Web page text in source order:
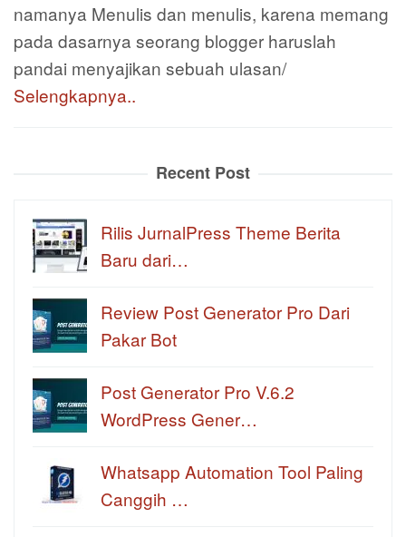
namanya Menulis dan menulis, karena memang
pada dasarnya seorang blogger haruslah
pandai menyajikan sebuah ulasan/
Selengkapnya..
Recent Post
Rilis JurnalPress Theme Berita
Baru dari…
Review Post Generator Pro Dari
Pakar Bot
Post Generator Pro V.6.2
WordPress Gener…
Whatsapp Automation Tool Paling
Canggih …